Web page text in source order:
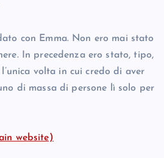
con Emma. Non ero mai stato
In precedenza ero stato, tipo,
volta in cui credo di aver
di massa di persone lì solo per
website)